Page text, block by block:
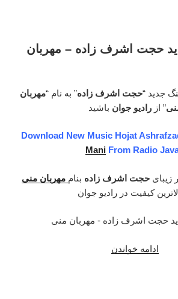
اشرف
دلتنگ
توام”
حجت اشرف زاده – مهربان
جدید “حجت اشرف زاده” به نام “مهربان
” ازرادیو جوان باشید
Download New Music Hojat
ManiFrom Radio
زیبای حجت اشرف زاده بنام مهربان منی
کیفیت در رادیو جوان
ادامه خواندن